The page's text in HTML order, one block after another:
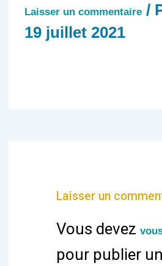
Laisser un commentaire /
19 juillet 2021
Laisser un
Vous devez
pour publier un